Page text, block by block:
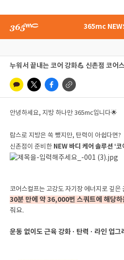
365mc
누워서 끝내는 코어 강화💪 신촌점 코어
안녕하세요, 지방 하나만 365mc입니다🌟
람스로 지방은 쏙 뺐지만, 탄력이 아쉽다면?
신촌점이 준비한 NEW 바디 케어 솔루션 ‘코
코어스컬프는 고강도 자기장 에너지로 깊은
30분 만에 약 36,000번 스쿼트에 해당하
줘요.
운동 없이도 근육 강화 · 탄력 · 라인 업그